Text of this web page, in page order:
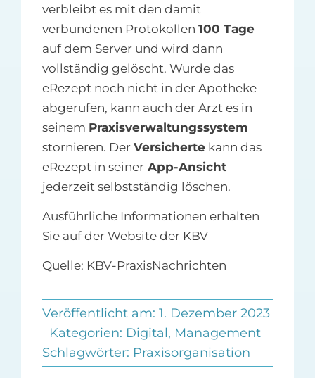
verbleibt es mit den damit
verbundenen Protokollen 100 Tage
auf dem Server und wird dann
vollständig gelöscht. Wurde das
eRezept noch nicht in der Apotheke
abgerufen, kann auch der Arzt es in
seinem Praxisverwaltungssystem
stornieren. Der Versichertekann das
eRezept in seinerApp-Ansicht
jederzeit selbstständig löschen.
Ausführliche Informationen erhalten
Sie auf der Website der KBV
Quelle: KBV-PraxisNachrichten
Veröffentlicht am: 1. Dezember 2023
Kategorien: Digital, Management
Schlagwörter: Praxisorganisation